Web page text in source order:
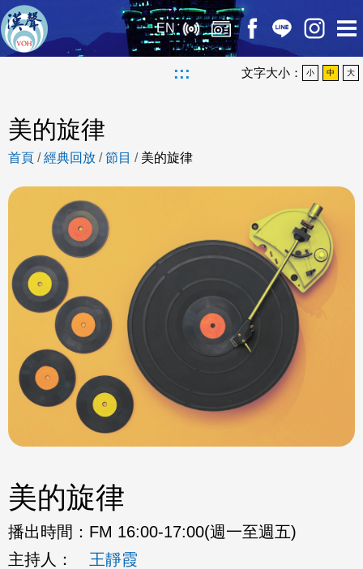
EN
::: 文字大小： 小 中 大
美的旋律
首頁 /經典回放 /節目 / 美的旋律
美的旋律
播出時間： FM 16:00-17:00(週一至週五)
主持人：
王靜霞